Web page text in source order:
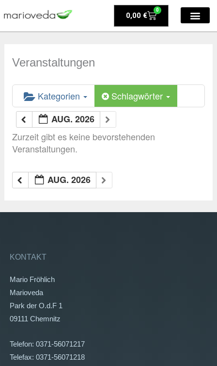
Inhalt
springen
0,00 €
0
Warenkorb
Veranstaltungen
Kategorien
Schlagwörter
AUG. 2026
Zurzeit gibt es keine bevorstehenden
Veranstaltungen.
AUG. 2026
KONTAKT
Mario Fröhlich
Marioveda
Park der O.d.F 1
09111 Chemnitz
Telefon: 0371-56071217
Telefax: 0371-56071218